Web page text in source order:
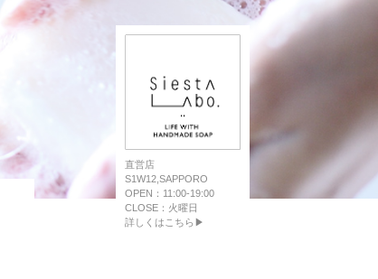
直営店
S1W12,SAPPORO
OPEN：11:00-19:00
CLOSE：火曜日
詳しくはこちら▶